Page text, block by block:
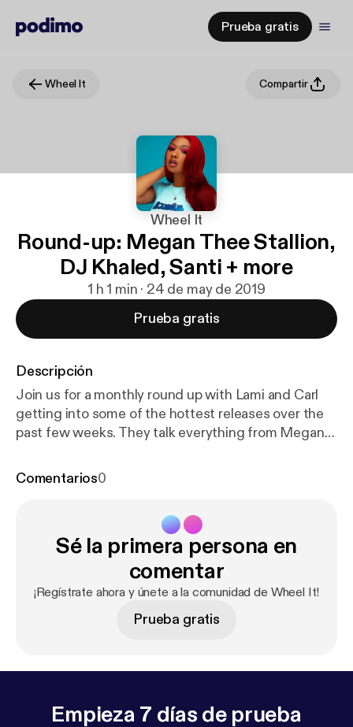
Prueba gratis
Wheel It Compartir
Wheel It
Round-up: Megan Thee Stallion,
DJ Khaled, Santi + more
1 h 1 min · 24 de may de 2019
Prueba gratis
Descripción
Join us for a monthly round up with Lami and Carl
getting into some of the hottest releases over the
past few weeks. They talk everything from Megan
Hussle's first posthumous feature to Santi's highly
@LamiAkindele / @cozy_carl Want to send us
something? wheelitpodcast@gmail.com
Comentarios0
Sé la primera persona en
comentar
¡Regístrate ahora y únete a la comunidad de Wheel It!
Prueba gratis
Empieza 7 días de prueba